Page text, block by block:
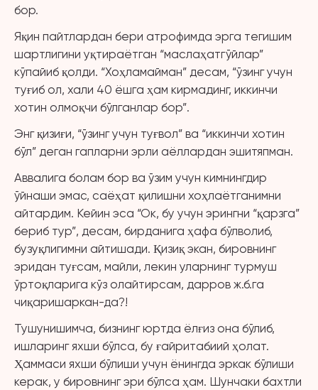
бор.
Яқин пайтлардан бери атрофимда эрга тегишим
шартлигини уқтираётган “маслаҳатгўйлар”
кўпайиб қолди. “Хоҳламайман” десам, “ўзинг учун
туғиб ол, хали 40 ёшга ҳам кирмадинг, иккинчи
хотин олмоқчи бўлганлар бор”.
Энг қизиғи, “ўзинг учун туғвол” ва “иккинчи хотин
бўл” деган гапларни эрли аёллардан эшитяпман.
Аввалига болам бор ва ўзим учун кимнингдир
ўйнаши эмас, саёҳат қилишни хоҳлаётганимни
айтардим. Кейин эса “Ок, бу учун эрингни “қарзга”
бериб тур”, десам, бирданига ҳафа бўлволиб,
бузуқлигимни айтишади. Қизиқ экан, бировнинг
эридан туғсам, майли, лекин уларнинг турмуш
ўртоқларига кўз олайтирсам, дарров ж.б.га
чиқаришаркан-да?!
Тушунишимча, бизнинг юртда ёлғиз она бўлиб,
ишларинг яхши бўлса, бу ғайритабиий ҳолат.
Ҳаммаси яхши бўлиши учун ёнингда эркак бўлиши
керак, у бировнинг эри бўлса ҳам. Шунчаки бахтли